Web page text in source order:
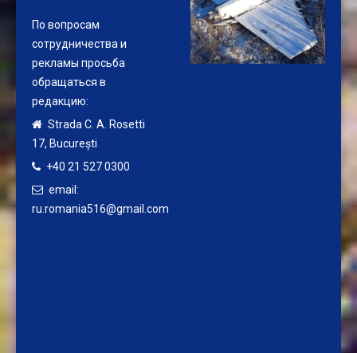
По вопросам
сотрудничества и
рекламы просьба
обращаться в
редакцию:
Strada C. A. Rosetti
17, București
+40 21 527 0300
email:
ru.romania516@gmail.com